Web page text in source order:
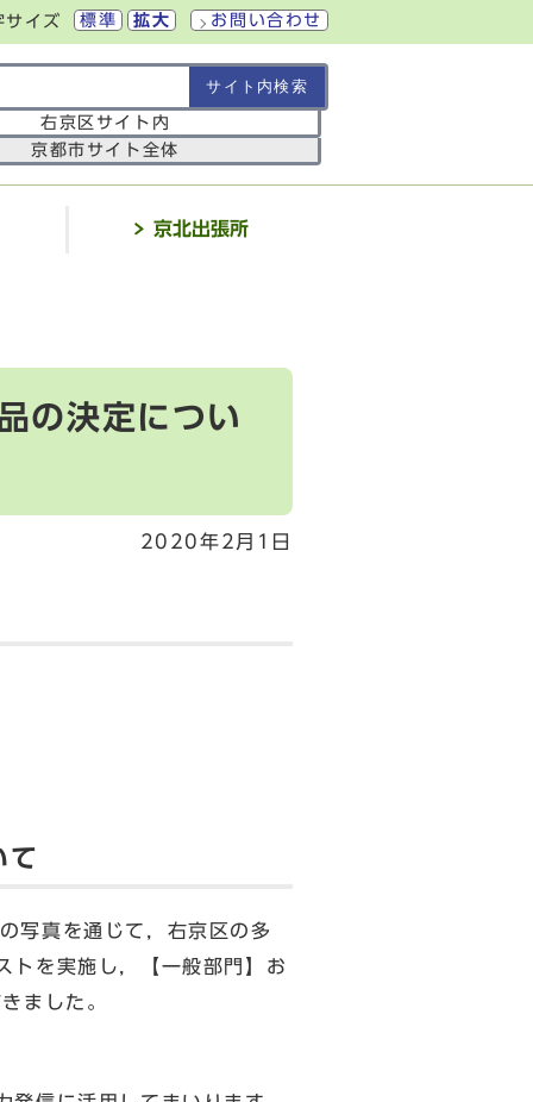
サイズ 標準 拡大 お問い合わせ
右京区サイト内
京都市サイト全体
京北出張所
の決定につい
2020年2月1日
て
写真を通じて，右京区の多
トを実施し，【一般部門】お
ました。